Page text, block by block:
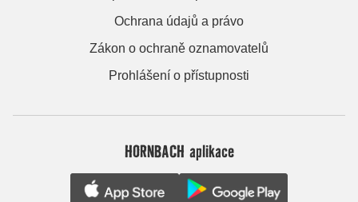
Ochrana údajů a právo
Zákon o ochraně oznamovatelů
Prohlášení o přístupnosti
HORNBACH aplikace